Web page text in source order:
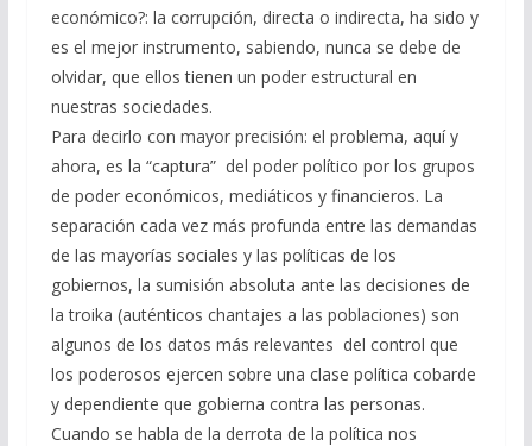
económico?: la corrupción, directa o indirecta, ha sido y
es el mejor instrumento, sabiendo, nunca se debe de
olvidar, que ellos tienen un poder estructural en
nuestras sociedades.
Para decirlo con mayor precisión: el problema, aquí y
ahora, es la “captura” del poder político por los grupos
de poder económicos, mediáticos y financieros. La
separación cada vez más profunda entre las demandas
de las mayorías sociales y las políticas de los
gobiernos, la sumisión absoluta ante las decisiones de
la troika (auténticos chantajes a las poblaciones) son
algunos de los datos más relevantes del control que
los poderosos ejercen sobre una clase política cobarde
y dependiente que gobierna contra las personas.
Cuando se habla de la derrota de la política nos